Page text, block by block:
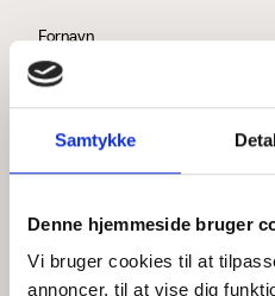
Samtykke
Denne hjemmeside bruger
Vi bruger cookies til at
annoncer, til at vise dig
Fornavn
Efternavn